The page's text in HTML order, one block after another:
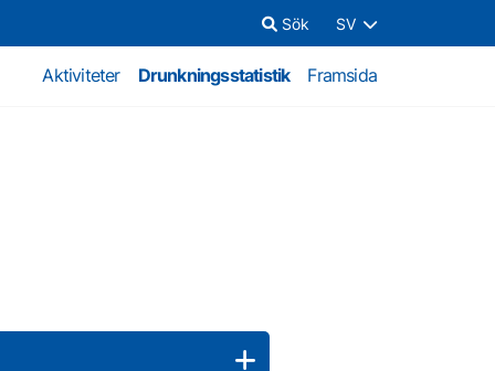
Sök SV
Aktiviteter Drunkningsstatistik Framsida